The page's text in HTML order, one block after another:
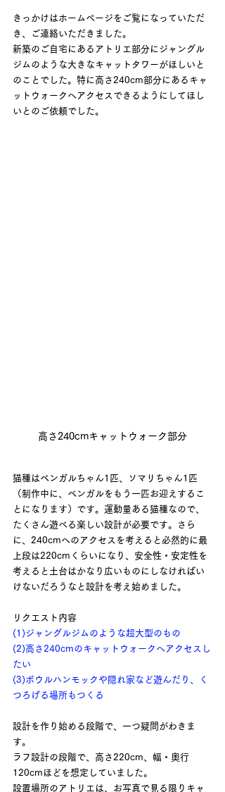
きっかけはホームページをご覧になっていただ
き、ご連絡いただきました。
新築のご自宅にあるアトリエ部分にジャングル
ジムのような大きなキャットタワーがほしいと
のことでした。特に高さ240cm部分にあるキャ
ットウォークへアクセスできるようにしてほし
いとのご依頼でした。
高さ240cmキャットウォーク部分
猫種はベンガルちゃん1匹、ソマリちゃん1匹
（制作中に、ベンガルをもう一匹お迎えするこ
とになります）です。運動量ある猫種なので、
たくさん遊べる楽しい設計が必要です。さら
に、240cmへのアクセスを考えると必然的に最
上段は220cmくらいになり、安全性・安定性を
考えると土台はかなり広いものにしなければい
けないだろうなと設計を考え始めました。
リクエスト内容
(1)ジャングルジムのような超大型のもの
(2)高さ240cmのキャットウォークへアクセスし
たい
(3)ボウルハンモックや隠れ家など遊んだり、く
つろげる場所もつくる
設計を作り始める段階で、一つ疑問がわきま
す。
ラフ設計の段階で、高さ220cm、幅・奥行
120cmほどを想定していました。
設置場所のアトリエは、お写真で見る限りキャ